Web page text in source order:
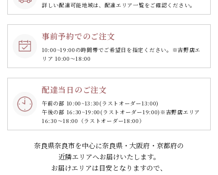
詳しい配達可能地域は、配達エリア一覧をご確認ください。
事前予約でのご注文
10:00~19:00の時間帯でご希望日を指定ください。 ※吉野店エ
リア 10:00～18:00
配達当日のご注文
午前の部 10:00~13:30(ラストオーダー13:00)
午後の部 16:30~19:00(ラストオーダー19:00)※吉野店エリア
16:30～18:00（ラストオーダー18:00）
奈良県奈良市を中心に奈良県・大阪府・京都府の
近隣エリアへお届けいたします。
お届けエリアは目安となりますので、